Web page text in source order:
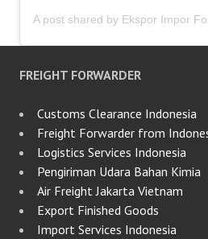
FREIGHT FORWARDER
Customs Clearance Indonesia
Freight Forwarder from
Logistics Services Indonesia
Pengiriman Udara Bahan Kimia
Air Freight Jakarta Vietnam
Export Finished Goods
Import Services Indonesia